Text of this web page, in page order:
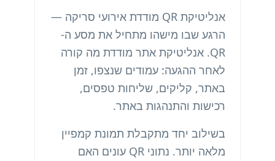
אנליטיקת QR מודדת אירועי סריקה —
הרגע שבו מישהו מתחיל את מסע ה-
QR. אנליטיקת אתר מודדת מה קורה
לאחר ההגעה: עמודים שנצפו, זמן
באתר, קליקים, שליחות טפסים,
רכישות והתנהגות באתר.
בשילוב יחד מתקבלת תמונת קמפיין
מלאה יותר. נתוני QR עונים האם